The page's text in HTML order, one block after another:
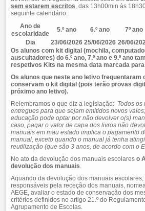
sem estarem escritos , das 13h00min às
seguinte calendário:
Ano de
escolaridade
5.º ano 6.º ano 7º ano
Dia
23/06/2026 25/06/2026 26/06/
Os alunos com kit digital (mochila,
auscultadores) do 6.º ano, 7.º ano e 9.º ano
respetivos Kits na mesma data marcada
Os alunos que neste ano letivo frequentaram o
conservam o kit digital (pois terão provas
próximo ano letivo).
Relembramos o que diz a legislação: Todos os
entregues para que sejam emitidos novos
educação pode optar por não devolver o(s)
caso, pagar o valor de capa dos livros não
manuais em mau estado implica o pagamento
manual, exceto quando o manual já tenha
reutilização (que são 3 anos, de acordo com o
No ato da devolução dos manuais escolares o
devolução dos manuais
Aquando da devolução dos manuais escolares,
responsáveis pela receção dos manuais,
AEGE, avaliar o estado de conservação dos
critérios definidos no artigo 21.º do
Agrupamento de Escolas.